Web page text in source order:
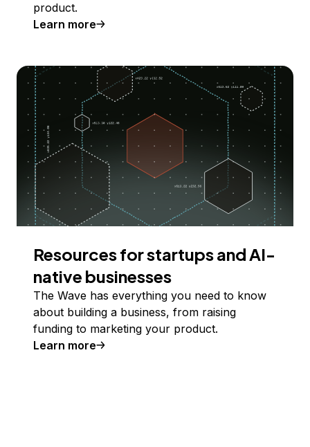
product.
Learn more
Resources for startups and AI-
native businesses
The Wave has everything you need to know
about building a business, from raising
funding to marketing your product.
Learn more